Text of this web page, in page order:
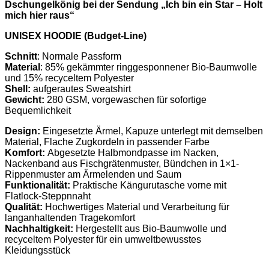
Dschungelkönig bei der Sendung „Ich bin ein Star – Holt
mich hier raus“
UNISEX HOODIE (Budget-Line)
Schnitt: Normale Passform
Material : 85% gekämmter ringgesponnener Bio-Baumwolle
und 15% recyceltem Polyester
Shell: aufgerautes Sweatshirt
Gewicht: 280 GSM, vorgewaschen für sofortige
Bequemlichkeit
Design: Eingesetzte Ärmel, Kapuze unterlegt mit demselben
Material, Flache Zugkordeln in passender Farbe
Komfort: Abgesetzte Halbmondpasse im Nacken,
Nackenband aus Fischgrätenmuster, Bündchen in 1×1-
Rippenmuster am Ärmelenden und Saum
Funktionalität: Praktische Kängurutasche vorne mit
Flatlock-Steppnnaht
Qualität: Hochwertiges Material und Verarbeitung für
langanhaltenden Tragekomfort
Nachhaltigkeit: Hergestellt aus Bio-Baumwolle und
recyceltem Polyester für ein umweltbewusstes
Kleidungsstück